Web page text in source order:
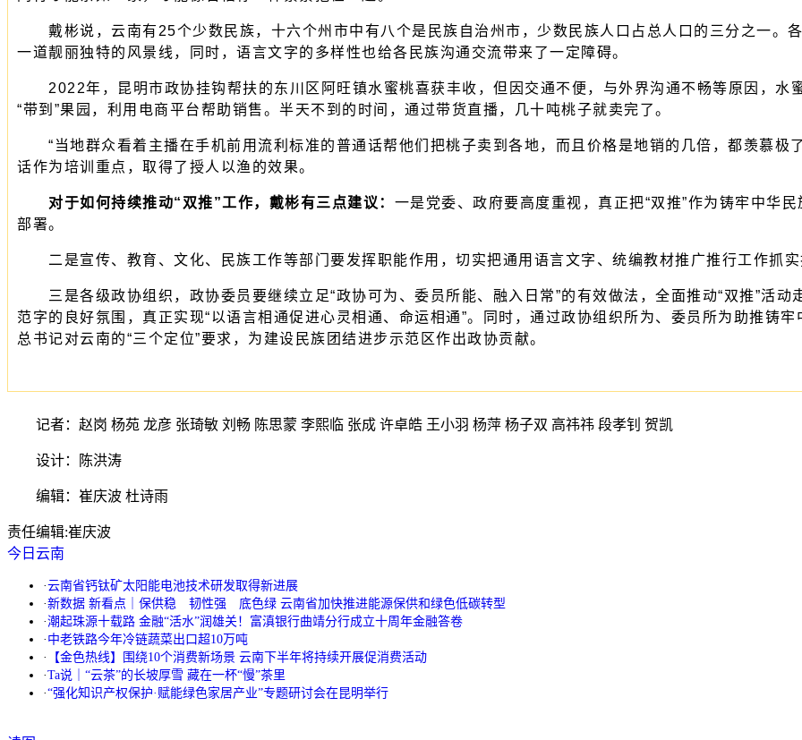
戴彬说，云南有25个少数民族，十六个州市中有八个是民族自治州市，少数民族人口占总人口的三分之一。
一道靓丽独特的风景线，同时，语言文字的多样性也给各民族沟通交流带来了一定障碍。
2022年，昆明市政协挂钩帮扶的东川区阿旺镇水蜜桃喜获丰收，但因交通不便，与外界沟通不畅等原因，水
“带到”果园，利用电商平台帮助销售。半天不到的时间，通过带货直播，几十吨桃子就卖完了。
“当地群众看着主播在手机前用流利标准的普通话帮他们把桃子卖到各地，而且价格是地销的几倍，都羡慕极
话作为培训重点，取得了授人以渔的效果。
对于如何持续推动“双推”工作，戴彬有三点建议： 一是党委、政府要高度重视，真正把“双推”作为铸牢中华
部署。
二是宣传、教育、文化、民族工作等部门要发挥职能作用，切实把通用语言文字、统编教材推广推行工作抓
三是各级政协组织，政协委员要继续立足“政协可为、委员所能、融入日常”的有效做法，全面推动“双推”活动
范字的良好氛围，真正实现“以语言相通促进心灵相通、命运相通”。同时，通过政协组织所为、委员所为助推铸
总书记对云南的“三个定位”要求，为建设民族团结进步示范区作出政协贡献。
记者：赵岗 杨苑 龙彦 张琦敏 刘畅 陈思蒙 李熙临 张成 许卓皓 王小羽 杨萍 杨子双 高祎祎 段孝钊 贺凯
设计：陈洪涛
编辑：崔庆波 杜诗雨
责任编辑:崔庆波
今日云南
·云南省钙钛矿太阳能电池技术研发取得新进展
·新数据 新看点｜保供稳 韧性强 底色绿 云南省加快推进能源保供和绿色低碳转型
·潮起珠源十载路 金融“活水”润雄关！富滇银行曲靖分行成立十周年金融答卷
· 中老铁路今年冷链蔬菜出口超10万吨
·
【金色热线】围绕10个消费新场景 云南下半年将持续开展促消费活动
·Ta说｜“云茶”的长坡厚雪 藏在一杯“慢”茶里
·“强化知识产权保护·赋能绿色家居产业”专题研讨会在昆明举行